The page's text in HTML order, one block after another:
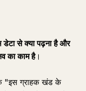
डेटा से क्या पढ़ना है और
का काम है।
"इस ग्राहक खंड के